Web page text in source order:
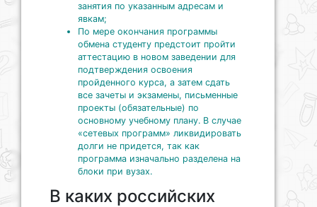
занятия по указанным адресам и
явкам;
По мере окончания программы
обмена студенту предстоит пройти
аттестацию в новом заведении для
подтверждения освоения
пройденного курса, а затем сдать
все зачеты и экзамены, письменные
проекты (обязательные) по
основному учебному плану. В случае
«сетевых программ» ликвидировать
долги не придется, так как
программа изначально разделена на
блоки при вузах.
В каких российских